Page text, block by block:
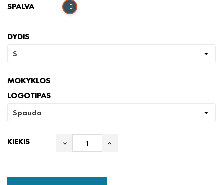
SPALVA
DYDIS
MOKYKLOS
LOGOTIPAS
KIEKIS